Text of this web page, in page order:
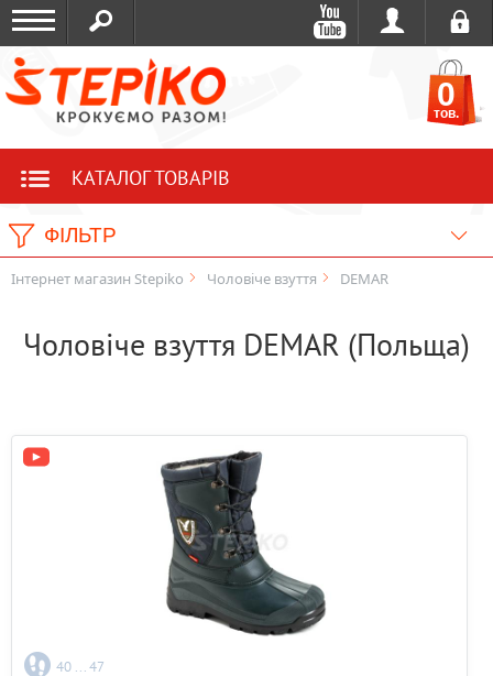
0
тов.
КАТАЛОГ ТОВАРІВ
ФІЛЬТР
Інтернет магазин Stepiko Чоловіче взуття DEMAR
Чоловіче взуття DEMAR (Польща)
40 ... 47